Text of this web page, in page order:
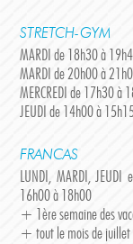
STRETCH-GYM
MARDI de 18h30 à
MARDI de 20h00 à
MERCREDI de 17h30 à
JEUDI de 14h00 à
FRANCAS
LUNDI, MARDI,
16h00 à 18h00
+ 1ère semaine des
+ tout le mois de juillet